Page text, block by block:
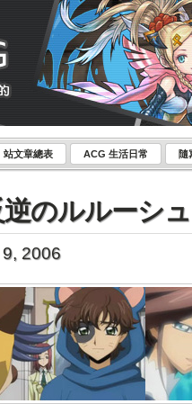
站文章總表 ACG 生活日常 隨
のルルーシ
2006